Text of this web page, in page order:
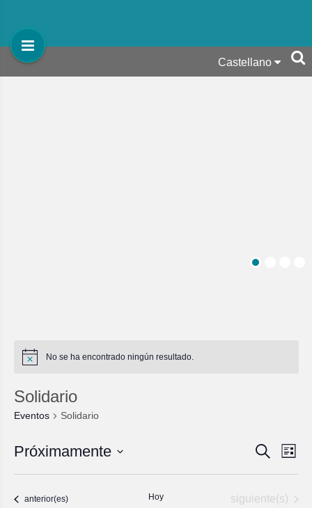
Castellano
No se ha encontrado ningún resultado.
Solidario
Eventos Solidario
y
Buscar
de
Lista
Próximamente
Eventos
anterior(es) Hoy Eventos
siguiente(s)